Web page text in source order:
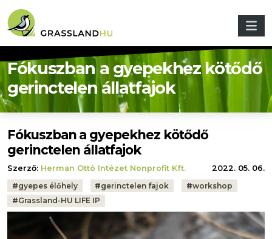
Fókuszban a gyepekhez kötődő
gerinctelen állatfajok
Fókuszban a gyepekhez kötődő
gerinctelen állatfajok
Szerző: Herman Ottó Intézet Nonprofit Kft.
2022. 05. 06.
Tags:
#gyepes élőhely #gerinctelen fajok #workshop
#Grassland-HU LIFE IP